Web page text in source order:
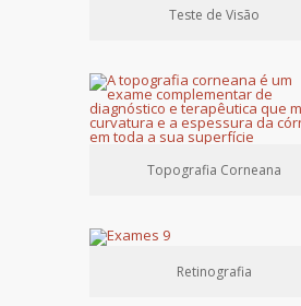
Teste de Visão
Topografia Corneana
Retinografia